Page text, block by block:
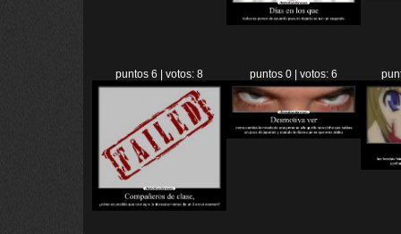
puntos 6 | votos: 8 puntos 0 | votos: 6